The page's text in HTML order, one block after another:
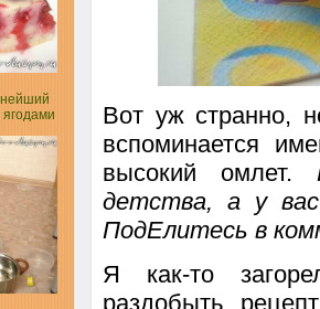
Вот уж странно,
вспоминается
высокий омлет.
детства, а у
ПодЕлитесь в
Я как-то
раздобыть